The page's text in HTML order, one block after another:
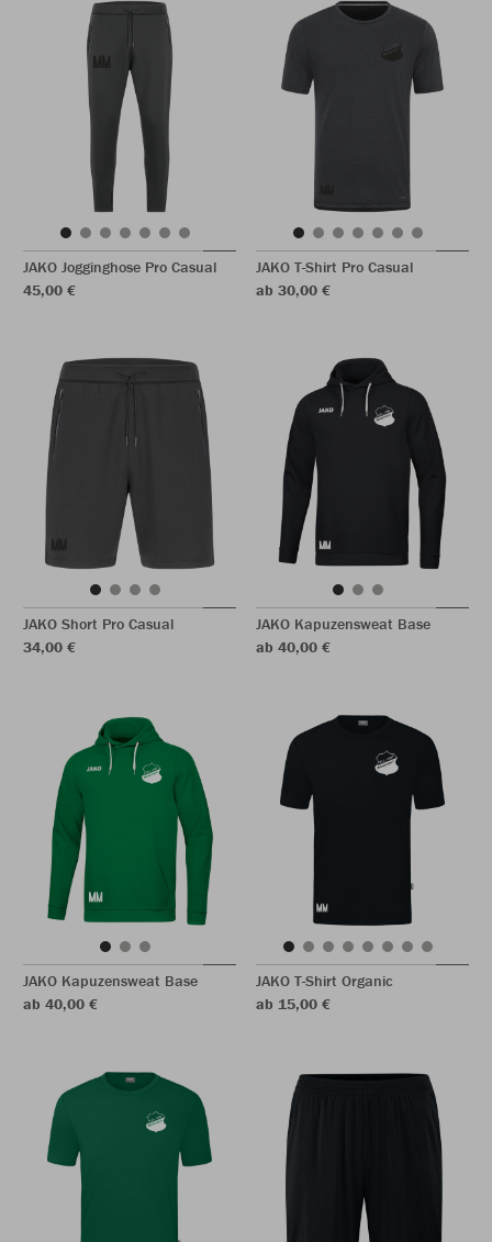
JAKO Jogginghose Pro Casual
45,00 €
JAKO T-Shirt Pro Casual
ab 30,00 €
JAKO Short Pro Casual
34,00 €
JAKO Kapuzensweat Base
ab 40,00 €
JAKO Kapuzensweat Base
ab 40,00 €
JAKO T-Shirt Organic
ab 15,00 €